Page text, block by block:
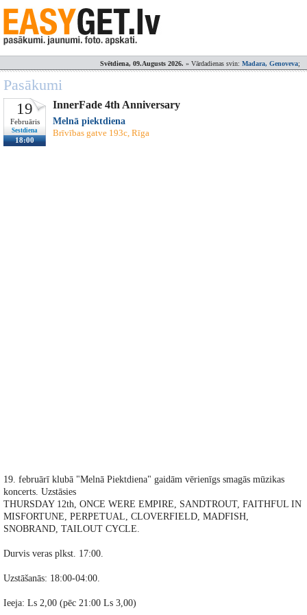
Svētdiena, 09.Augusts 2026. » Vārdadienas svin: Madara, Genoveva;
Pasākumi
19
Februāris
Sestdiena
18:00
InnerFade 4th Anniversary
Melnā piektdiena
Brīvības gatve 193c, Rīga
19. februārī klubā "Melnā Piektdiena" gaidām vērienīgs smagās mūzikas
koncerts. Uzstāsies
THURSDAY 12th, ONCE WERE EMPIRE, SANDTROUT, FAITHFUL IN
MISFORTUNE, PERPETUAL, CLOVERFIELD, MADFISH,
SNOBRAND, TAILOUT CYCLE.
Durvis veras plkst. 17:00.
Uzstāšanās: 18:00-04:00.
Ieeja: Ls 2,00 (pēc 21:00 Ls 3,00)